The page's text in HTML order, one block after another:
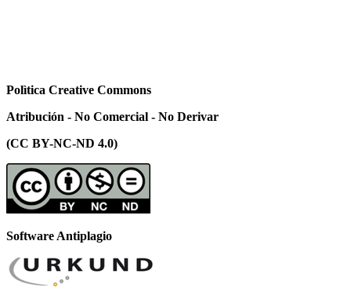
Polìtica Creative Commons
Atribución - No Comercial - No Derivar
(CC BY-NC-ND 4.0)
Software Antiplagio